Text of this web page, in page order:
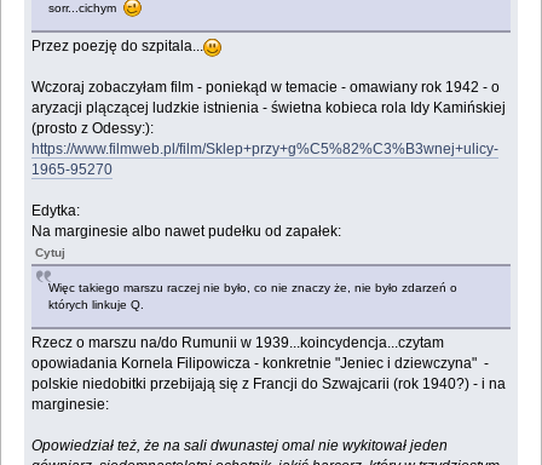
sorr...cichym
Przez poezję do szpitala...
Wczoraj zobaczyłam film - poniekąd w temacie - omawiany rok 1942 - o
aryzacji plączącej ludzkie istnienia - świetna kobieca rola Idy Kamińskiej
(prosto z Odessy:):
https://www.filmweb.pl/film/Sklep+przy+g%C5%82%C3%B3wnej+ulicy-
1965-95270
Edytka:
Na marginesie albo nawet pudełku od zapałek:
Cytuj
Więc takiego marszu raczej nie było, co nie znaczy że, nie było zdarzeń o
których linkuje Q.
Rzecz o marszu na/do Rumunii w 1939...koincydencja...czytam
opowiadania Kornela Filipowicza - konkretnie "Jeniec i dziewczyna" -
polskie niedobitki przebijają się z Francji do Szwajcarii (rok 1940?) - i na
marginesie:
Opowiedział też, że na sali dwunastej omal nie wykitował jeden